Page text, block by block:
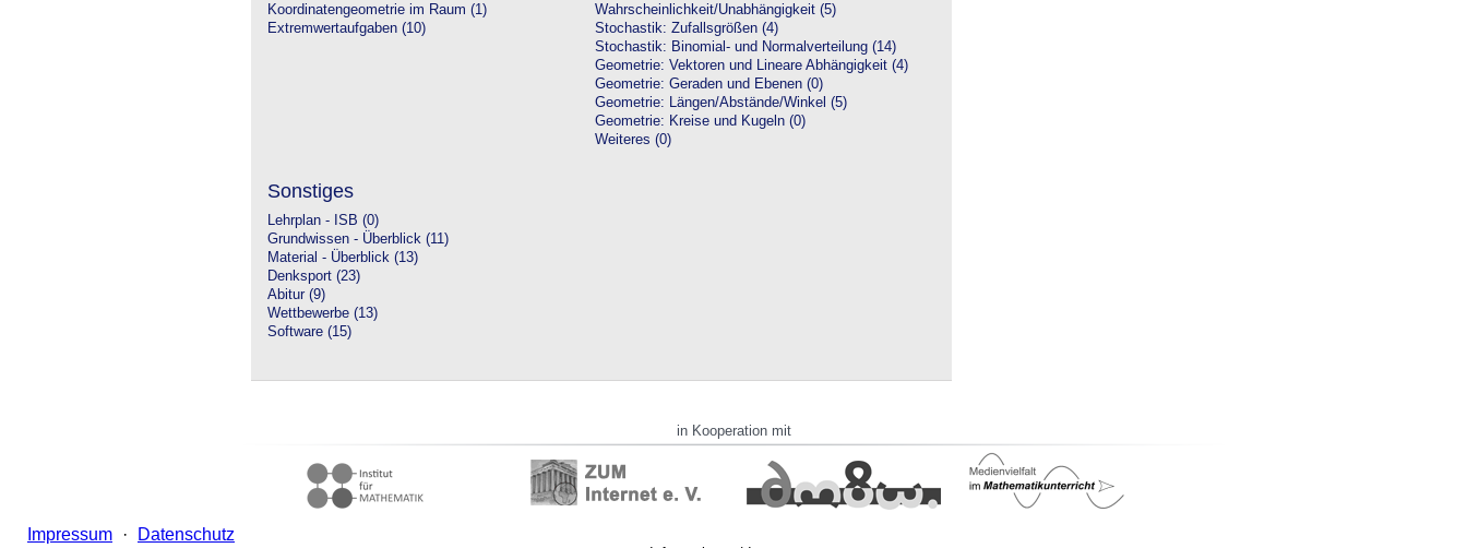
Koordinatengeometrie im Raum (1)
Extremwertaufgaben (10)
Wahrscheinlichkeit/Unabhängigkeit (5)
Stochastik: Zufallsgrößen (4)
Stochastik: Binomial- und Normalverteilung (14)
Geometrie: Vektoren und Lineare Abhängigkeit (4)
Geometrie: Geraden und Ebenen (0)
Geometrie: Längen/Abstände/Winkel (5)
Geometrie: Kreise und Kugeln (0)
Weiteres (0)
Sonstiges
Lehrplan - ISB (0)
Grundwissen - Überblick (11)
Material - Überblick (13)
Denksport (23)
Abitur (9)
Wettbewerbe (13)
Software (15)
in Kooperation mit
Impressum · Datenschutz